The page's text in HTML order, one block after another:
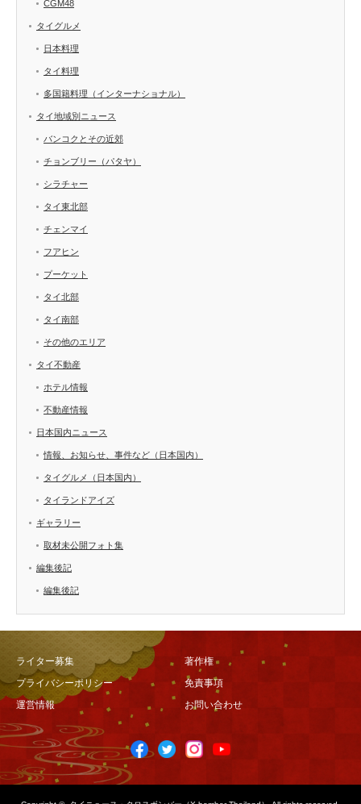
CGM48
タイグルメ
日本料理
タイ料理
多国籍料理（インターナショナル）
タイ地域別ニュース
バンコクとその近郊
チョンブリー（パタヤ）
シラチャー
タイ東北部
チェンマイ
フアヒン
プーケット
タイ北部
タイ南部
その他のエリア
タイ不動産
ホテル情報
不動産情報
日本国内ニュース
情報、お知らせ、事件など（日本国内）
タイグルメ（日本国内）
タイランドアイズ
ギャラリー
取材未公開フォト集
編集後記
編集後記
ライター募集
著作権
プライバシーポリシー
免責事項
運営情報
お問い合わせ